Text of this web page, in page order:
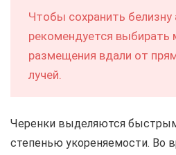
Чтобы сохранить белизну
рекомендуется выбирать
размещения вдали от
лучей.
Черенки выделяются
степенью укореняемости. Во